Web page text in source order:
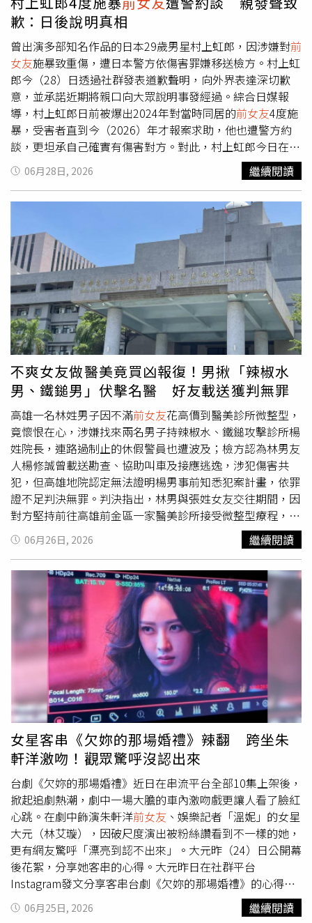
絲見面會，話題不斷。熟齡女團F40成員Cony早年與兩名好
友合夥創業，未料其中一名閨蜜合夥人突然失聯並捲走資
金，公司隨之陷入財務危機，留下數千萬元債務，由於公司
多數業務實際由她負責，後續也因此涉入司法案件並被判刑
7年，2015年入獄服刑4年。出獄後，她被前夫提離婚，度
過一陣低潮期後，在網路認識新疆籍現任丈夫並閃婚重啟生
活。去年她加入由「財富女神」王宥忻操刀打造的台灣熟齡
女團F40，主打成員皆為年過40歲且擁有離婚或人生轉折經
歷的女性，希望透過4位成員的生命故事，傳遞「不管幾歲
都能再次綻放」的正能量訊息。
歉：日後說明真相
曾出演多部知名作品的日本29歲男星村上虹郎，因涉嫌對前
女友施暴致重傷，遭日本警方依傷害罪嫌移送檢方。村上虹
郎今（28）日透過社群發表道歉聲明，向外界表達深切歉
意，並承諾近期將親口向大眾說明事發經過。綜合日媒報
導，村上虹郎日前被爆出2024年對當時同居的前女友4度施
暴，受害者直到今（2026）年才報案求助，他也遭警方約
談，更坦承自己確實有傷害對方。對此，村上虹郎今日在社
群平台Instagram發表道歉聲明，「這次事件讓相關人員與
粉絲感到擔憂及困擾，我感到十分抱歉。」他強調，為了支
持他的人，日後定會親自交代細節。而村上虹郎所屬經紀公
確實曾發生糾紛，目前仍在確認事
實真相，但初步了解是「為了阻止女方的問題行為，才導致
言行過當」。回顧村上虹郎施暴事件，據警方調查，此案發
生在2024年3月至5月間，村上虹郎在東京澀谷區的住處，4
度對當時同居的前女友施暴，包含拉扯頭髮、撞擊窗戶等，
導致女方受到重傷，需休養超過一個月才痊癒。受害者於今
年初向警視廳報案求助，警方隨即展開調查。面對警方約
談，村上坦承犯行，直言「確實有讓對方受傷」。1997年
出生於東京的村上虹郎，是已離婚的演員村上淳和歌手UA
之子，為日本備受矚目的新生代實力派演員。過去曾參與多
部話題之作，包含NHK晨間劇《來吧！靠過來》及Netflix熱
門影集《今際之國的闖關者》等，更曾榮獲日本電影學院獎
優秀男配角獎。如今爆發施暴醜聞，重創個人形象。◎尊重
身體自主權，請撥打113、110。 在 Instagram 查看這則貼
文 從 Instagram 分享的貼文
06月28日, 2026 繼續閱讀
不爽女友做醫美竟買凶報復！男揪「辣椒水
男、鐵鎚男」伏擊名醫 好友載送獲判無罪
高雄一名林姓男子因不滿前女友花高價到醫美診所微整型，
竟懷恨在心，涉嫌找來兩名男子持辣椒水、鐵鎚攻擊診所楊
姓院長，連路過制止的休假警員也遭波及；檢方認為林男友
人楊修誠曾載送勘查、協助叫車及接應逃逸，涉犯傷害共
犯，但高雄地院認定無法證明楊男事前知悉犯案計畫，依罪
證不足判決無罪。判決指出，林男與張姓女友交往期間，因
對方堅持前往高雄前金區一家醫美診所接受微整型療程，且
認為診所收費過高，雙方因此爆發激烈爭執，最終分手。林
男事後始終無法釋懷，與友人談及此事時萌生報復念頭，找
來綽號「辣椒水男」及「鐵鎚男」兩名男子，策劃教訓診所
楊姓院長。2023年8月30日晚間7時許，兩名男子事先埋伏
在診所外，待楊姓醫師步出診所後，立即持辣椒水及鐵鎚攻
擊，造成楊男背部、右手等處擦挫傷。當時一名新興警分局
李姓警員休假路過，見狀立即上前制止，不料也遭辣椒水噴
灑，導致左耳紅腫並疑似化學性皮膚炎。犯案後，兩人分別
搭乘計程車逃離現場。警方追查發現，林男的楊姓友人曾連
續兩天開車載林男南下高雄勘查路線，案發前還借手機讓林
男聯絡計程車，事後又載林男前往嘉義市文化公園公廁，由
林男支付車資給涉案的「鐵鎚男」，因此遭檢方依共同傷害
罪嫌起訴。不過，楊男審理時否認犯罪，強調只是基於朋友
情誼載林男南下，借手機也是因林男手機欠費無法撥打電
話，完全不知道對方要犯案；林男也證稱，自己從未向楊男
透露真正目的，一切都是因感情糾紛而起。法官檢視相關事
證後認為，楊男雖曾駕車載送、借手機叫車及接送林男，但
其活動位置距離案發地點仍有一段距離，且檢方提出的證據
不足以證明楊男事前知悉攻擊計畫，或與林男有犯意聯絡，
依無罪推定原則，判決楊男無罪，全案仍可上訴。
06月26日, 2026 繼續閱讀
女星客串《欠妳的那場婚禮》辣翻 跨坐朱
軒洋激吻！觀眾驚呼沒認出來
台劇《欠妳的那場婚禮》近日在串流平台全部10集上架後，
掀起追劇熱潮，劇中一場大膽的車內激吻戲更讓人看了臉紅
心跳。在劇中飾演朱軒洋前女友 、娛樂記者「溫妮」的女星
大元（林艾璇），因破尺度演出被粉絲讚看到不一樣的她，
更有網友驚呼「漂亮到認不出來」。大元昨（24）日公開幕
後花絮，分享她客串的心得。大元昨日在社群平台
Instagram發文分享客串台劇《欠妳的那場婚禮》的心得，
她感性表示，雖然這次只有短暫客串幾場戲，但過程玩得非
常過癮，甚至直呼「還想繼續演下去」。大元笑稱自己在劇
06月25日, 2026 繼續閱讀